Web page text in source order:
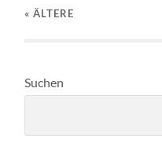
« ÄLTERE
Suchen